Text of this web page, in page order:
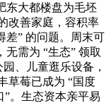
东大都楼盘为毛坯
改善家庭，容积率
差” 的问题。周末可
需为 “生态” 领取
、儿童逛乐设备，
草莓已成为 “国度
”。生态资本亲平易